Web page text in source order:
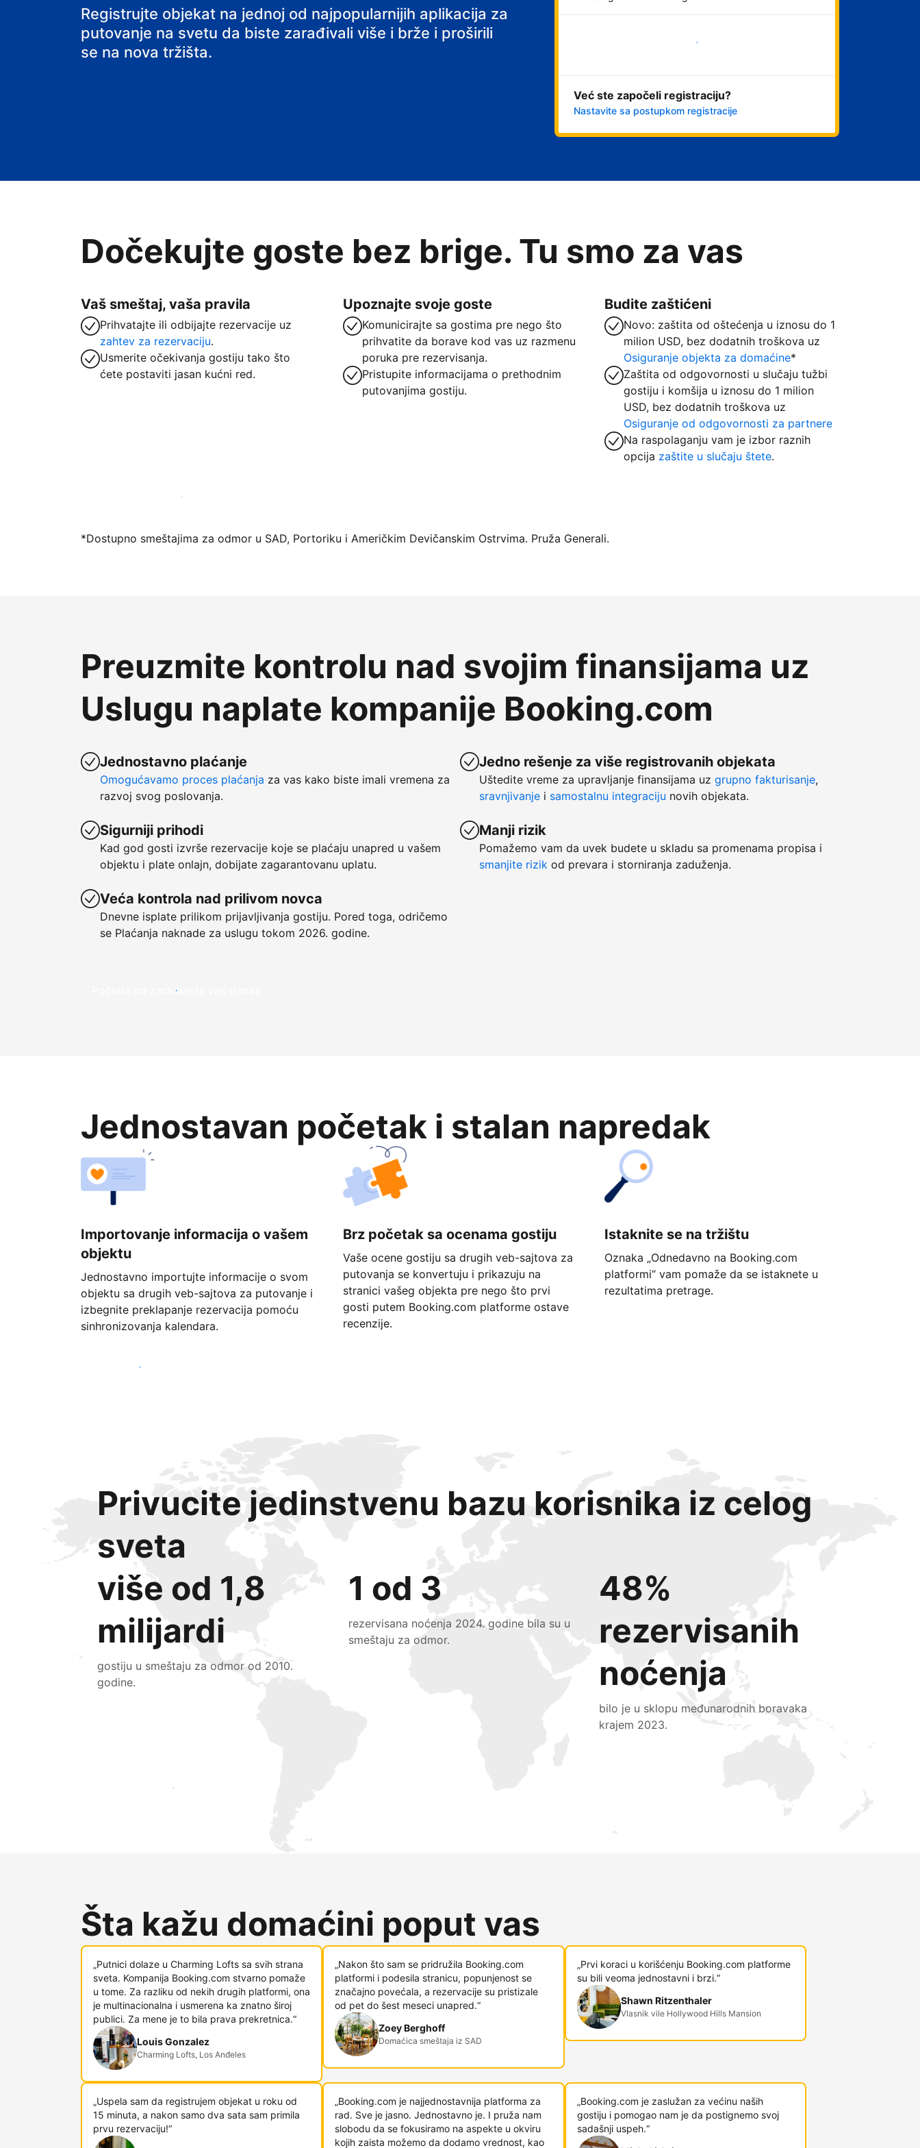
hostel
Registrujte objekat na jednoj od najpopularnijih aplikacija za
putovanje na svetu da biste zarađivali više i brže i proširili
se na nova tržišta.
Počnite odmah
Već ste započeli registraciju?
Nastavite sa postupkom registracije
Dočekujte goste bez brige. Tu smo za vas
Vaš smeštaj, vaša pravila
Prihvatajte ili odbijajte rezervacije uz
zahtev za rezervaciju.
Usmerite očekivanja gostiju tako što
ćete postaviti jasan kućni red.
Upoznajte svoje goste
Komunicirajte sa gostima pre nego što
prihvatite da borave kod vas uz razmenu
poruka pre rezervisanja.
Pristupite informacijama o prethodnim
putovanjima gostiju.
Budite zaštićeni
Novo: zaštita od oštećenja u iznosu do 1
milion USD, bez dodatnih troškova uz
Osiguranje objekta za domaćine*
Zaštita od odgovornosti u slučaju tužbi
gostiju i komšija u iznosu do 1 milion
USD, bez dodatnih troškova uz
Osiguranje od odgovornosti za partnere
Na raspolaganju vam je izbor raznih
opcija zaštite u slučaju štete.
Registrujte svoj objekat već danas
*Dostupno smeštajima za odmor u SAD, Portoriku i Američkim Devičanskim Ostrvima. Pruža Generali.
Preuzmite kontrolu nad svojim finansijama uz
Uslugu naplate kompanije Booking.com
Jednostavno plaćanje
Omogućavamo proces plaćanja za vas kako biste imali vremena za
razvoj svog poslovanja.
Sigurniji prihodi
Kad god gosti izvrše rezervacije koje se plaćaju unapred u vašem
objektu i plate onlajn, dobijate zagarantovanu uplatu.
Veća kontrola nad prilivom novca
Dnevne isplate prilikom prijavljivanja gostiju. Pored toga, odričemo
se Plaćanja naknade za uslugu tokom 2026. godine.
Jedno rešenje za više registrovanih objekata
Uštedite vreme za upravljanje finansijama uz grupno fakturisanje,
sravnjivanje i samostalnu integraciju novih objekata.
Manji rizik
Pomažemo vam da uvek budete u skladu sa promenama propisa i
smanjite rizik od prevara i storniranja zaduženja.
Počnite da zarađujete već danas
Jednostavan početak i stalan napredak
Importovanje informacija o vašem
objektu
Jednostavno importujte informacije o svom
objektu sa drugih veb-sajtova za putovanje i
izbegnite preklapanje rezervacija pomoću
sinhronizovanja kalendara.
Brz početak sa ocenama gostiju
Vaše ocene gostiju sa drugih veb-sajtova za
putovanja se konvertuju i prikazuju na
stranici vašeg objekta pre nego što prvi
gosti putem Booking.com platforme ostave
recenzije.
Istaknite se na tržištu
Oznaka „Odnedavno na Booking.com
platformi“ vam pomaže da se istaknete u
rezultatima pretrage.
Počnite već danas
Privucite jedinstvenu bazu korisnika iz celog
sveta
više od 1,8
milijardi
gostiju u smeštaju za odmor od 2010.
godine.
1 od 3
rezervisana noćenja 2024. godine bila su u
smeštaju za odmor.
48%
rezervisanih
noćenja
bilo je u sklopu međunarodnih boravaka
krajem 2023.
Privucite nove goste već danas
Šta kažu domaćini poput vas
„Putnici dolaze u Charming Lofts sa svih strana
sveta. Kompanija Booking.com stvarno pomaže
u tome. Za razliku od nekih drugih platformi, ona
je multinacionalna i usmerena ka znatno široj
publici. Za mene je to bila prava prekretnica.“
Louis Gonzalez
Charming Lofts, Los Anđeles
„Nakon što sam se pridružila Booking.com
platformi i podesila stranicu, popunjenost se
značajno povećala, a rezervacije su pristizale
od pet do šest meseci unapred.“
Zoey Berghoff
Domaćica smeštaja iz SAD
„Prvi koraci u korišćenju Booking.com platforme
su bili veoma jednostavni i brzi.“
Shawn Ritzenthaler
Vlasnik vile Hollywood Hills Mansion
„Uspela sam da registrujem objekat u roku od
15 minuta, a nakon samo dva sata sam primila
prvu rezervaciju!“
„Booking.com je najjednostavnija platforma za
rad. Sve je jasno. Jednostavno je. I pruža nam
slobodu da se fokusiramo na aspekte u okviru
kojih zaista možemo da dodamo vrednost, kao
„Booking.com je zaslužan za većinu naših
gostiju i pomogao nam je da postignemo svoj
sadašnji uspeh.“